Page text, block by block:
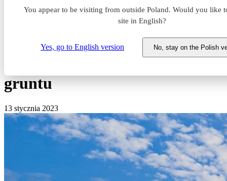
You appear to be visiting from outside Poland. Would you like
site in English?
Yes, go to English version No, stay on the Polish
Panattoni powiększa
dolnośląski projekt Wrocław
gruntu
13 stycznia 2023